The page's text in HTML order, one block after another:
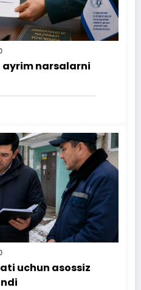
ayrim narsalarni
uchun asossiz